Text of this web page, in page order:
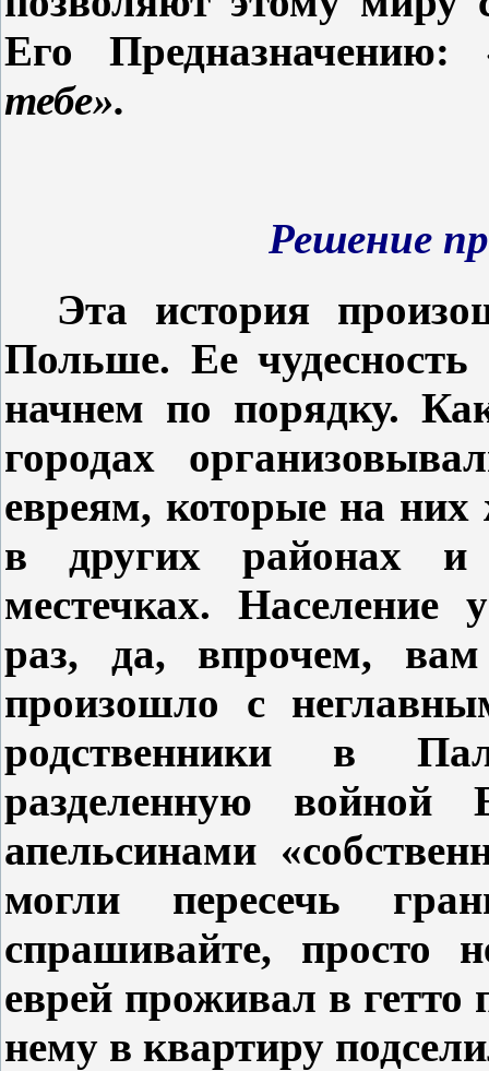
Его Предназначению:
тебе».
Решение
Эта история
Польше. Ее
начнем по порядку.
городах
евреям, которые на
в других районах и
местечках. Население
раз, да, впрочем,
произошло с
родственники в
разделенную
апельсинами
могли пересечь
спрашивайте,
еврей проживал в гетто
нему в квартиру